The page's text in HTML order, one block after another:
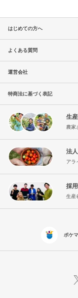
はじめての方へ
よくある質問
運営会社
特商法に基づく表記
生
農家
法
アラ
採
生産
ポケ